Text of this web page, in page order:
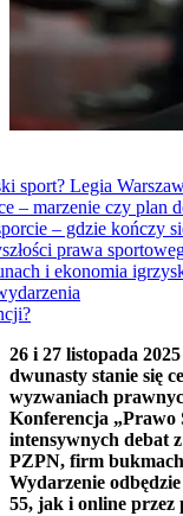
sport? Legia
– marzenie czy plan
– gdzie kończy
prawa
i ekonomia
26 i 27 listopada
dwunasty stanie się
wyzwaniach
Konferencja „Prawo
intensywnych debat
PZPN, firm
Wydarzenie
55, jak i online przez